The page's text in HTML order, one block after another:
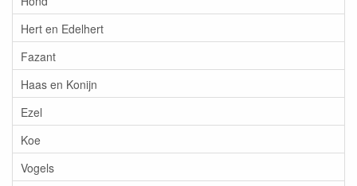
Hert en Edelhert
Fazant
Haas en Konijn
Ezel
Koe
Vogels